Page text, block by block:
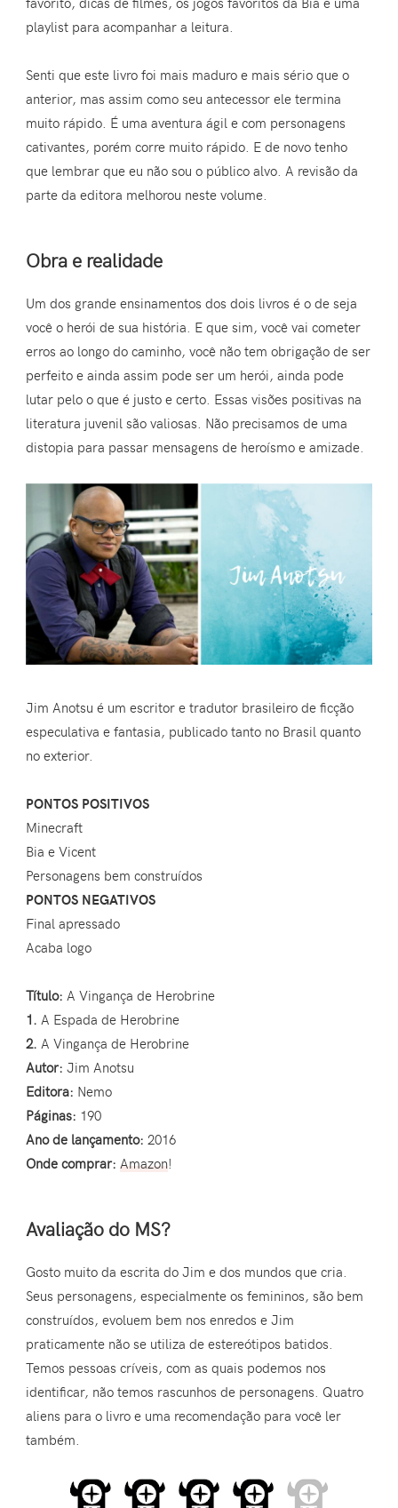
playlist para acompanhar a leitura.
Senti que este livro foi mais maduro e mais sério que o
anterior, mas assim como seu antecessor ele termina
muito rápido. É uma aventura ágil e com personagens
cativantes, porém corre muito rápido. E de novo tenho
que lembrar que eu não sou o público alvo. A revisão da
parte da editora melhorou neste volume.
Obra e realidade
Um dos grande ensinamentos dos dois livros é o de seja
você o herói de sua história. E que sim, você vai cometer
erros ao longo do caminho, você não tem obrigação de ser
perfeito e ainda assim pode ser um herói, ainda pode
lutar pelo o que é justo e certo. Essas visões positivas na
literatura juvenil são valiosas. Não precisamos de uma
distopia para passar mensagens de heroísmo e amizade.
Jim Anotsu é um escritor e tradutor brasileiro de ficção
especulativa e fantasia, publicado tanto no Brasil quanto
no exterior.
PONTOS POSITIVOS
Minecraft
Bia e Vicent
Personagens bem construídos
PONTOS NEGATIVOS
Final apressado
Acaba logo
Título: A Vingança de Herobrine
1. A Espada de Herobrine
2. A Vingança de Herobrine
Autor: Jim Anotsu
Editora: Nemo
Páginas: 190
Ano de lançamento: 2016
Onde comprar: Amazon!
Avaliação do MS?
Gosto muito da escrita do Jim e dos mundos que cria.
Seus personagens, especialmente os femininos, são bem
construídos, evoluem bem nos enredos e Jim
praticamente não se utiliza de estereótipos batidos.
Temos pessoas críveis, com as quais podemos nos
identificar, não temos rascunhos de personagens. Quatro
aliens para o livro e uma recomendação para você ler
também.